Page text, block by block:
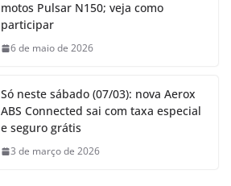
motos Pulsar N150; veja como
participar
6 de maio de 2026
Só neste sábado (07/03): nova Aerox
ABS Connected sai com taxa especial
e seguro grátis
3 de março de 2026